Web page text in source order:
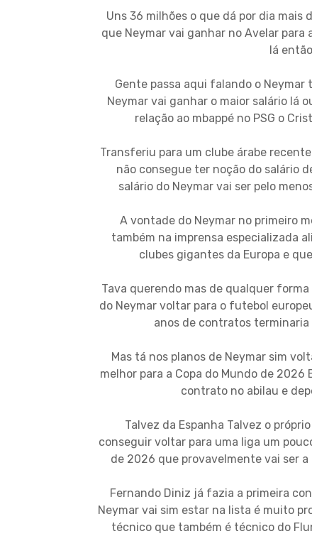
Uns 36 milhões o que dá por dia mais
que Neymar vai ganhar no Avelar
lá
Gente passa aqui falando o Neymar
Neymar vai ganhar o maior salário lá
relação ao mbappé no PSG o
Transferiu para um clube árabe
não consegue ter noção do salário
salário do Neymar vai ser pelo
A vontade do Neymar no primeiro
também na imprensa especializada
clubes gigantes da Europa e
Tava querendo mas de qualquer
do Neymar voltar para o futebol
anos de contratos
Mas tá nos planos de Neymar sim
melhor para a Copa do Mundo de
contrato no abilau e
Talvez da Espanha Talvez o
conseguir voltar para uma liga um
de 2026 que provavelmente vai ser
Fernando Diniz já fazia a primeira
Neymar vai sim estar na lista é muito
técnico que também é técnico do